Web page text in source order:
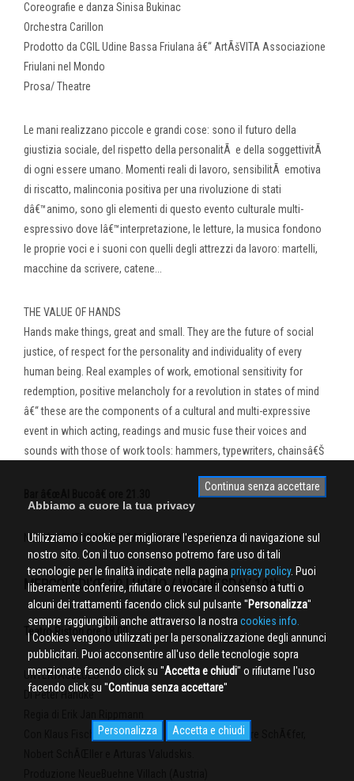
Coreografie e danza Sinisa Bukinac
Orchestra Carillon
Prodotto da CGIL Udine Bassa Friulana â€“ ArtÃšVITA Associazione
Friulani nel Mondo
Prosa/ Theatre
Le mani realizzano piccole e grandi cose: sono il futuro della
giustizia sociale, del rispetto della personalitÃ e della soggettivitÃ
di ogni essere umano. Momenti reali di lavoro, sensibilitÃ emotiva
di riscatto, malinconia positiva per una rivoluzione di stati
dâ€™animo, sono gli elementi di questo evento culturale multi-
espressivo dove lâ€™interpretazione, le letture, la musica fondono
le proprie voci e i suoni con quelli degli attrezzi da lavoro: martelli,
macchine da scrivere, catene...
THE VALUE OF HANDS
Hands make things, great and small. They are the future of social
justice, of respect for the personality and individuality of every
human being. Real examples of work, emotional sensitivity for
redemption, positive melancholy for a revolution in states of mind
â€“ these are the components of a cultural and multi-expressive
event in which acting, readings and music fuse their voices and
sounds with those of work tools: hammers, typewriters, chainsâ€Š
NELLA SOLITUDINE DEI CAMPI DI COTONE (replica)
MERCOLEDI'Œ 19 LUGLIO / WEDNESDAY 19th
Teatro Ristori ore 18.00
UNTERTAGBLUES
Di Peter Handke
Con Klaus Fischer, Katrin Ackerl Konstantin, Eleonore SchÃ€fer,
Continua senza accettare
Abbiamo a cuore la tua privacy
Utilizziamo i cookie per migliorare l'esperienza di navigazione sul
nostro sito. Con il tuo consenso potremo fare uso di tali
tecnologie per le finalità indicate nella pagina privacy policy. Puoi
liberamente conferire, rifiutare o revocare il consenso a tutti o
alcuni dei trattamenti facendo click sul pulsante ''Personalizza''
sempre raggiungibili anche attraverso la nostra cookies info.
I Cookies vengono utilizzati per la personalizzazione degli annunci
pubblicitari. Puoi acconsentire all'uso delle tecnologie sopra
menzionate facendo click su ''Accetta e chiudi'' o rifiutarne l'uso
facendo click su ''Continua senza accettare''
Personalizza Accetta e chiudi